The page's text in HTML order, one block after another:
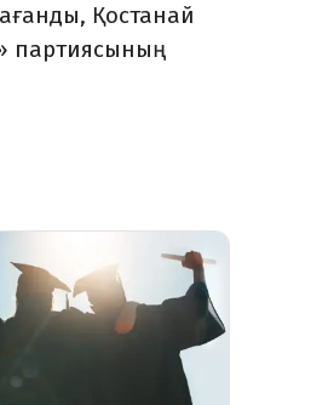
Қостанай
партиясының